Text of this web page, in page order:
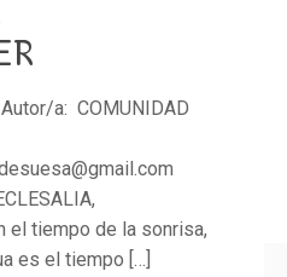
a: COMUNIDAD
tiempo de la sonrisa,
es el tiempo […]